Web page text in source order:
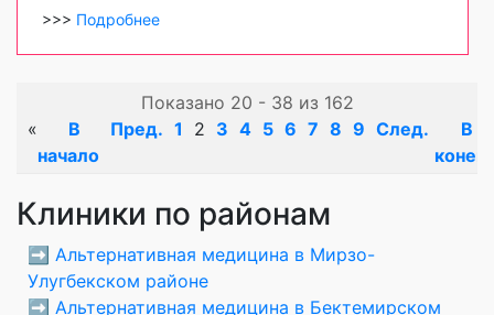
>>> Подробнее
Показано 20 - 38 из 162
«
В
начало
Пред. 1 2 3 4 5 6 7 8 9 След.
В
конец
Клиники по районам
➡️ Альтернативная медицина в Мирзо-
Улугбекском районе
➡️ Альтернативная медицина в Бектемирском